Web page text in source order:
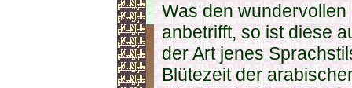
Was den
anbetrifft, so ist diese
der Art jenes
Blütezeit der